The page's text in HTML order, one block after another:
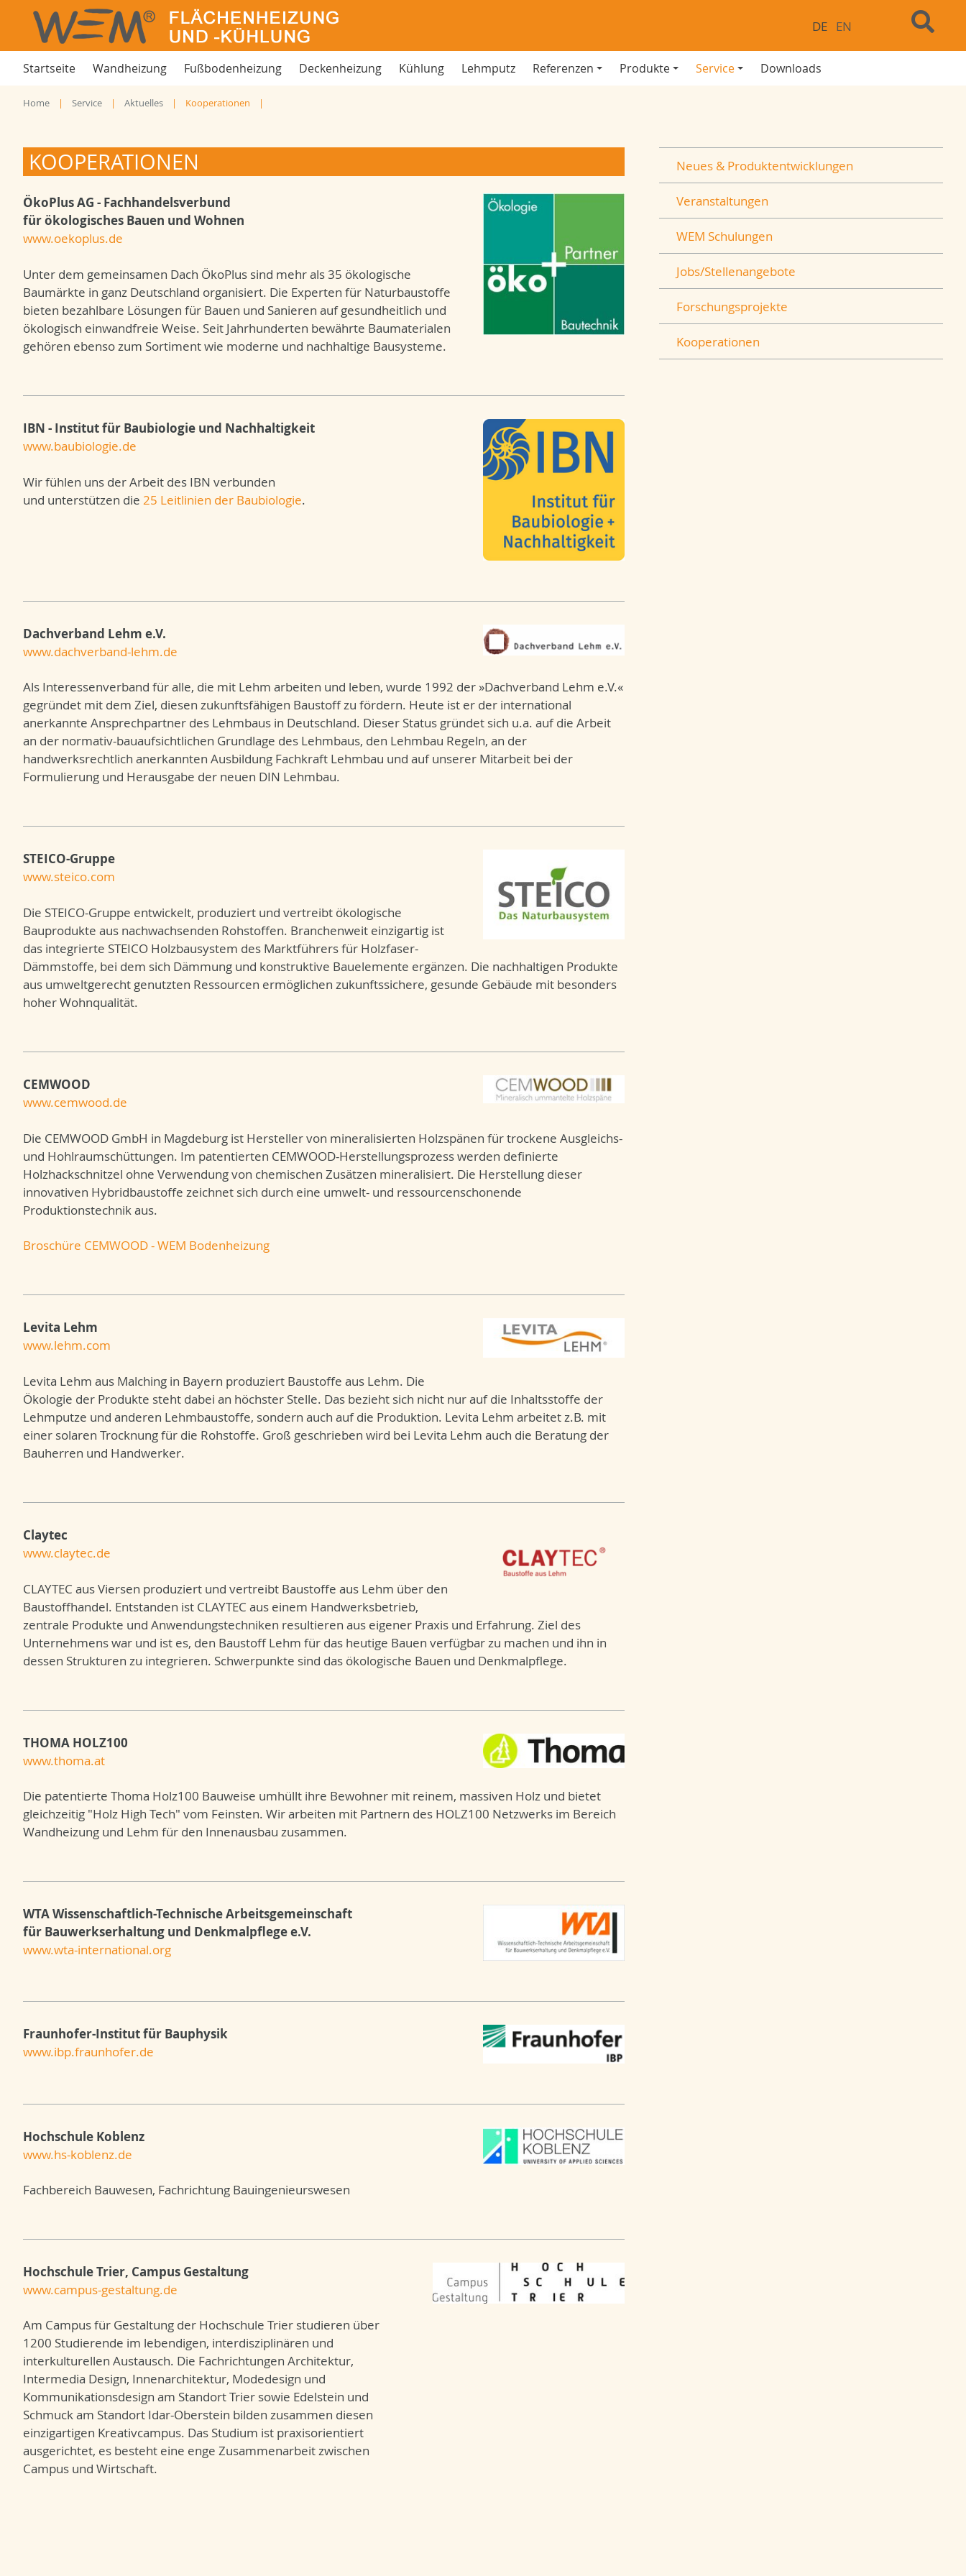
DE EN
Startseite Wandheizung Fußbodenheizung Deckenheizung Kühlung Lehmputz Referenzen Produkte Service Downloads
Home Service Aktuelles Kooperationen
KOOPERATIONEN
ÖkoPlus AG - Fachhandelsverbund
für ökologisches Bauen und Wohnen
www.oekoplus.de
Unter dem gemeinsamen Dach ÖkoPlus sind mehr als 35 ökologische
Baumärkte in ganz Deutschland organisiert. Die Experten für Naturbaustoffe
bieten bezahlbare Lösungen für Bauen und Sanieren auf gesundheitlich und
ökologisch einwandfreie Weise. Seit Jahrhunderten bewährte Baumaterialen
gehören ebenso zum Sortiment wie moderne und nachhaltige Bausysteme.
IBN - Institut für Baubiologie und Nachhaltigkeit
www.baubiologie.de
Wir fühlen uns der Arbeit des IBN verbunden
und unterstützen die 25 Leitlinien der Baubiologie.
Dachverband Lehm e.V.
www.dachverband-lehm.de
Als Interessenverband für alle, die mit Lehm arbeiten und leben, wurde 1992 der »Dachverband Lehm e.V.«
gegründet mit dem Ziel, diesen zukunftsfähigen Baustoff zu fördern. Heute ist er der international
anerkannte Ansprechpartner des Lehmbaus in Deutschland. Dieser Status gründet sich u.a. auf die Arbeit
an der normativ-bauaufsichtlichen Grundlage des Lehmbaus, den Lehmbau Regeln, an der
handwerksrechtlich anerkannten Ausbildung Fachkraft Lehmbau und auf unserer Mitarbeit bei der
Formulierung und Herausgabe der neuen DIN Lehmbau.
STEICO-Gruppe
www.steico.com
Die STEICO-Gruppe entwickelt, produziert und vertreibt ökologische
Bauprodukte aus nachwachsenden Rohstoffen. Branchenweit einzigartig ist
das integrierte STEICO Holzbausystem des Marktführers für Holzfaser-
Dämmstoffe, bei dem sich Dämmung und konstruktive Bauelemente ergänzen. Die nachhaltigen Produkte
aus umweltgerecht genutzten Ressourcen ermöglichen zukunftssichere, gesunde Gebäude mit besonders
hoher Wohnqualität.
CEMWOOD
www.cemwood.de
Die CEMWOOD GmbH in Magdeburg ist Hersteller von mineralisierten Holzspänen für trockene Ausgleichs-
und Hohlraumschüttungen. Im patentierten CEMWOOD-Herstellungsprozess werden definierte
Holzhackschnitzel ohne Verwendung von chemischen Zusätzen mineralisiert. Die Herstellung dieser
innovativen Hybridbaustoffe zeichnet sich durch eine umwelt- und ressourcenschonende
Produktionstechnik aus.
Broschüre CEMWOOD - WEM Bodenheizung
Levita Lehm
www.lehm.com
Levita Lehm aus Malching in Bayern produziert Baustoffe aus Lehm. Die
Ökologie der Produkte steht dabei an höchster Stelle. Das bezieht sich nicht nur auf die Inhaltsstoffe der
Lehmputze und anderen Lehmbaustoffe, sondern auch auf die Produktion. Levita Lehm arbeitet z.B. mit
einer solaren Trocknung für die Rohstoffe. Groß geschrieben wird bei Levita Lehm auch die Beratung der
Bauherren und Handwerker.
Claytec
www.claytec.de
CLAYTEC aus Viersen produziert und vertreibt Baustoffe aus Lehm über den
Baustoffhandel. Entstanden ist CLAYTEC aus einem Handwerksbetrieb,
zentrale Produkte und Anwendungstechniken resultieren aus eigener Praxis und Erfahrung. Ziel des
Unternehmens war und ist es, den Baustoff Lehm für das heutige Bauen verfügbar zu machen und ihn in
dessen Strukturen zu integrieren. Schwerpunkte sind das ökologische Bauen und Denkmalpflege.
THOMA HOLZ100
www.thoma.at
Die patentierte Thoma Holz100 Bauweise umhüllt ihre Bewohner mit reinem, massiven Holz und bietet
gleichzeitig "Holz High Tech" vom Feinsten. Wir arbeiten mit Partnern des HOLZ100 Netzwerks im Bereich
Wandheizung und Lehm für den Innenausbau zusammen.
WTA Wissenschaftlich-Technische Arbeitsgemeinschaft
für Bauwerkserhaltung und Denkmalpflege e.V.
www.wta-international.org
Fraunhofer-Institut für Bauphysik
www.ibp.fraunhofer.de
Hochschule Koblenz
www.hs-koblenz.de
Fachbereich Bauwesen, Fachrichtung Bauingenieurswesen
Hochschule Trier, Campus Gestaltung
www.campus-gestaltung.de
Am Campus für Gestaltung der Hochschule Trier studieren über
1200 Studierende im lebendigen, interdisziplinären und
interkulturellen Austausch. Die Fachrichtungen Architektur,
Intermedia Design, Innenarchitektur, Modedesign und
Kommunikationsdesign am Standort Trier sowie Edelstein und
Schmuck am Standort Idar-Oberstein bilden zusammen diesen
einzigartigen Kreativcampus. Das Studium ist praxisorientiert
ausgerichtet, es besteht eine enge Zusammenarbeit zwischen
Campus und Wirtschaft.
Neues & Produktentwicklungen
Veranstaltungen
WEM Schulungen
Jobs/Stellenangebote
Forschungsprojekte
Kooperationen